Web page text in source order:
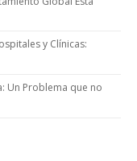
y Clínicas:
Un Problema que no